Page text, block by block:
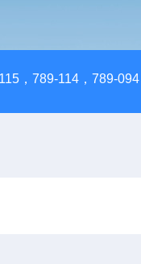
，789-114，789-